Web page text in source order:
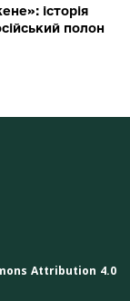
історія
полон
Attribution 4.0